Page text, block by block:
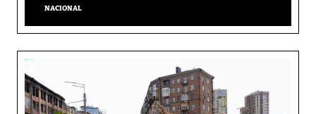
NACIONAL